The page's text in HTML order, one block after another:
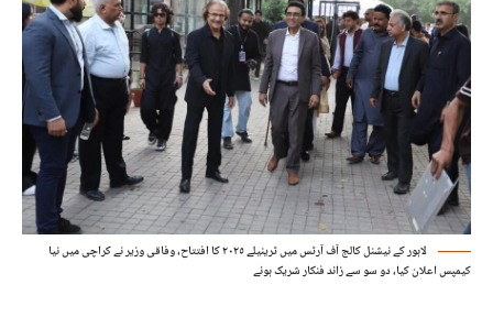
لاہور کے نیشنل کالج آف آرٹس میں ٹرینیلے ٢٠٢٥ کا افتتاح، وفاقی وزیر نے کراچی میں نیا
کیمپس اعلان کیا، دو سو سے زائد فنکار شریک ہوئے